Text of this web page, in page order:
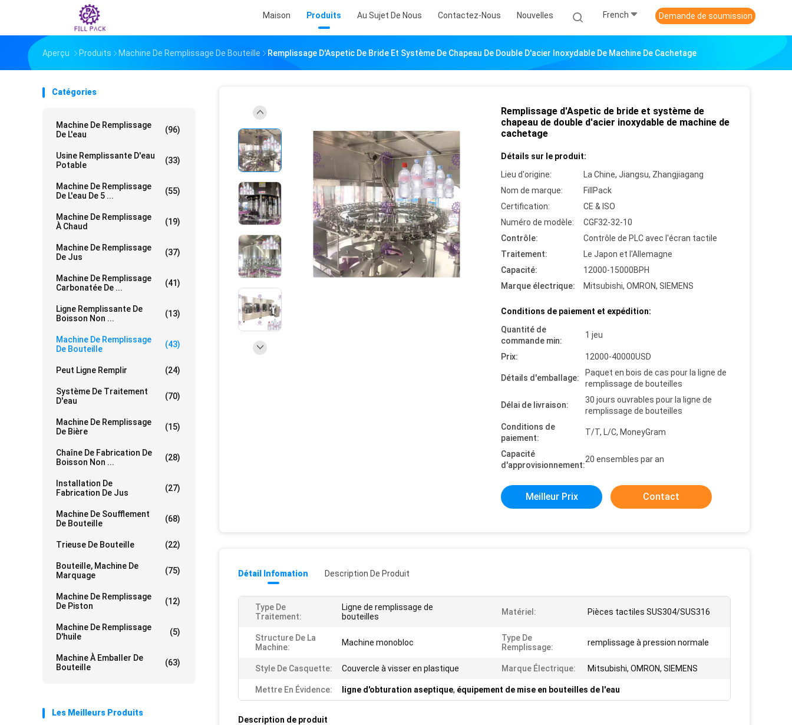
Maison Produits Au Sujet De Nous Contactez-Nous Nouvelles French Demande de soumission
Aperçu Produits Machine De Remplissage De Bouteille Remplissage D'Aspetic De Bride Et Système De Chapeau De Double D'acier Inoxydable De Machine De Cachetage
Catégories
Machine De Remplissage
De L'eau
(96)
Usine Remplissante D'eau
Potable
(33)
Machine De Remplissage
De L'eau De 5 ...
(55)
Machine De Remplissage
À Chaud
(19)
Machine De Remplissage
De Jus
(37)
Machine De Remplissage
Carbonatée De ...
(41)
Ligne Remplissante De
Boisson Non ...
(13)
Machine De Remplissage
De Bouteille
(43)
Peut Ligne Remplir (24)
Système De Traitement
D'eau
(70)
Machine De Remplissage
De Bière
(15)
Chaîne De Fabrication De
Boisson Non ...
(28)
Installation De
Fabrication De Jus
(27)
Machine De Soufflement
De Bouteille
(68)
Trieuse De Bouteille (22)
Bouteille, Machine De
Marquage
(75)
Machine De Remplissage
De Piston
(12)
Machine De Remplissage
D'huile
(5)
Machine À Emballer De
Bouteille
(63)
Les Meilleurs Produits
Remplissage d'Aspetic de bride et système de
chapeau de double d'acier inoxydable de machine de
cachetage
Détails sur le produit:
Lieu d'origine:
La Chine, Jiangsu, Zhangjiagang
Nom de marque:
FillPack
Certification:
CE & ISO
Numéro de modèle:
CGF32-32-10
Contrôle:
Contrôle de PLC avec l'écran tactile
Traitement:
Le Japon et l'Allemagne
Capacité:
12000-15000BPH
Marque électrique:
Mitsubishi, OMRON, SIEMENS
Conditions de paiement et expédition:
Quantité de
commande min:
1 jeu
Prix: 12000-40000USD
Détails d'emballage:
Paquet en bois de cas pour la ligne de
remplissage de bouteilles
Délai de livraison:
30 jours ouvrables pour la ligne de
remplissage de bouteilles
Conditions de
paiement:
T/T, L/C, MoneyGram
Capacité
d'approvisionnement:
20 ensembles par an
Meilleur Prix Contact
Détail Infomation Description De Produit
Type De
Traitement:
Ligne de remplissage de
bouteilles
Matériel: Pièces tactiles SUS304/SUS316
Structure De La
Machine:
Machine monobloc
Type De
Remplissage:
remplissage à pression normale
Style De Casquette: Couvercle à visser en plastique Marque Électrique: Mitsubishi, OMRON, SIEMENS
Mettre En Évidence: ligne d'obturation aseptique, équipement de mise en bouteilles de l'eau
Description de produit